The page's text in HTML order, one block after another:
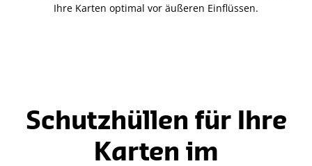
Ihre Karten optimal vor äußeren Einflüssen.
Schutzhüllen für Ihre
Karten im